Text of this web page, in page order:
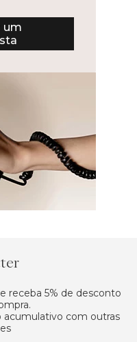
um
receba 5% de desconto
acumulativo com outras